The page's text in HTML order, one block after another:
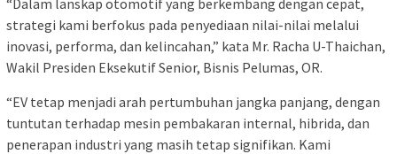
strategi kami berfokus pada penyediaan nilai-nilai melalui
inovasi, performa, dan kelincahan,” kata Mr. Racha U-Thaichan,
Wakil Presiden Eksekutif Senior, Bisnis Pelumas, OR.
“EV tetap menjadi arah pertumbuhan jangka panjang, dengan
tuntutan terhadap mesin pembakaran internal, hibrida, dan
penerapan industri yang masih tetap signifikan. Kami